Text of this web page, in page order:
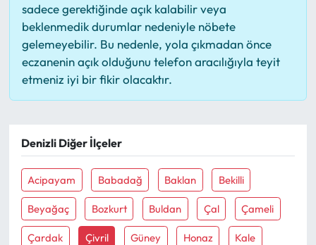
sadece gerektiğinde açık kalabilir veya
beklenmedik durumlar nedeniyle nöbete
gelemeyebilir. Bu nedenle, yola çıkmadan önce
eczanenin açık olduğunu telefon aracılığıyla teyit
etmeniz iyi bir fikir olacaktır.
Denizli Diğer İlçeler
Acipayam Babadağ Baklan Bekilli
Beyağaç Bozkurt Buldan Çal Çameli
Çardak Çivril Güney Honaz Kale